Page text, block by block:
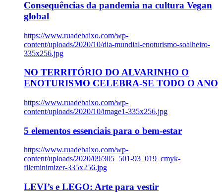
Consequências da pandemia na cultura Vegan
global
https://www.ruadebaixo.com/wp-
content/uploads/2020/10/dia-mundial-enoturismo-soalheiro-
335x256.jpg
NO TERRITÓRIO DO ALVARINHO O
ENOTURISMO CELEBRA-SE TODO O ANO
https://www.ruadebaixo.com/wp-
content/uploads/2020/10/image1-335x256.jpg
5 elementos essenciais para o bem-estar
https://www.ruadebaixo.com/wp-
content/uploads/2020/09/305_501-93_019_cmyk-
fileminimizer-335x256.jpg
LEVI’s e LEGO: Arte para vestir